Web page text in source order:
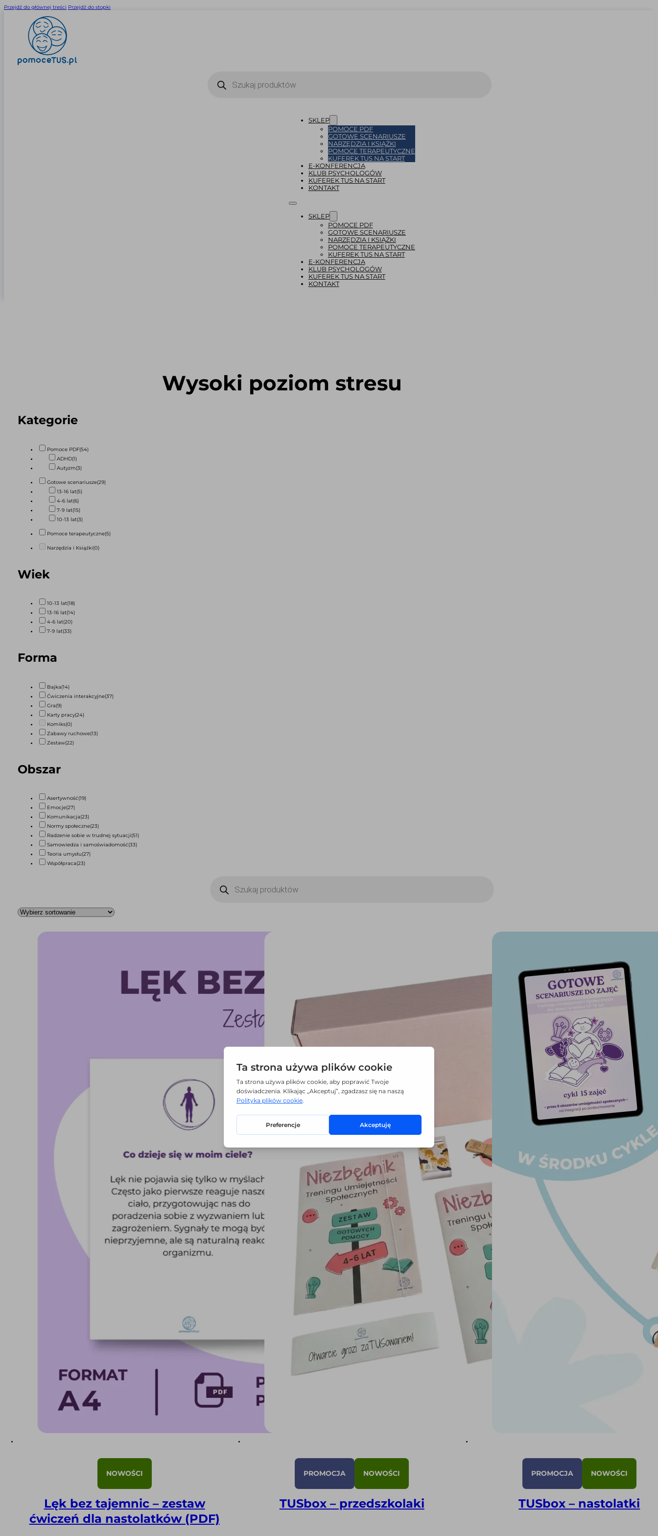
Przejdź do głównej treści Przejdź do stopki
SKLEP
POMOCE PDF
GOTOWE SCENARIUSZE
NARZĘDZIA I KSIĄŻKI
POMOCE TERAPEUTYCZNE
KUFEREK TUS NA START
E-KONFERENCJA
KLUB PSYCHOLOGÓW
KUFEREK TUS NA START
KONTAKT
SKLEP
POMOCE PDF
GOTOWE SCENARIUSZE
NARZĘDZIA I KSIĄŻKI
POMOCE TERAPEUTYCZNE
KUFEREK TUS NA START
E-KONFERENCJA
KLUB PSYCHOLOGÓW
KUFEREK TUS NA START
KONTAKT
Wysoki poziom stresu
Kategorie
Pomoce PDF(54)
ADHD(1)
Autyzm(3)
Gotowe scenariusze(29)
13-16 lat(5)
4-6 lat(6)
7-9 lat(15)
10-13 lat(3)
Pomoce terapeutyczne(5)
Narzędzia i Książki(0)
Wiek
10-13 lat(18)
13-16 lat(14)
4-6 lat(20)
7-9 lat(33)
Forma
Bajka(14)
Ćwiczenia interakcyjne(37)
Gra(9)
Karty pracy(24)
Komiks(0)
Zabawy ruchowe(13)
Zestaw(22)
Obszar
Asertywność(19)
Emocje(27)
Komunikacja(23)
Normy społeczne(23)
Radzenie sobie w trudnej sytuacji(51)
Samowiedza i samoświadomość(33)
Teoria umysłu(27)
Współpraca(23)
NOWOŚCI
Lęk bez tajemnic – zestaw
ćwiczeń dla nastolatków (PDF)
PROMOCJA NOWOŚCI
TUSbox – przedszkolaki
PROMOCJA NOWOŚCI
TUSbox – nastolatki